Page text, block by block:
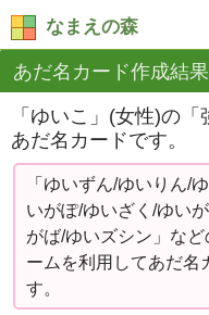
なまえの森
あだ名カード作成結果
「ゆいこ」(女性)の
あだ名カードです。
「ゆいずん/ゆいりん/
いがぽ/ゆいざく/ゆい
がば/ゆいズシン」な
ームを利用してあだ名
す。